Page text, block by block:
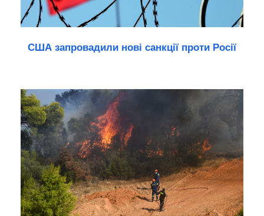
США запровадили нові санкції проти Росії